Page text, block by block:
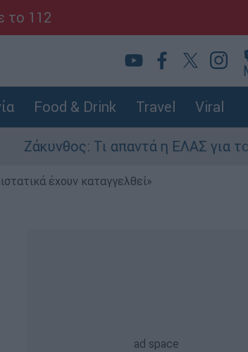
το 112
Food & Drink Travel Viral
Τι απαντά η ΕΛΑΣ για τους 8
έχουν καταγγελθεί»